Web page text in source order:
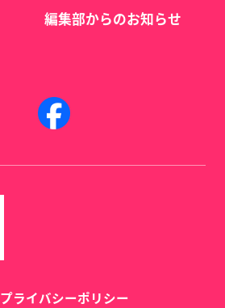
編集部からのお知らせ
プライバシーポリシー